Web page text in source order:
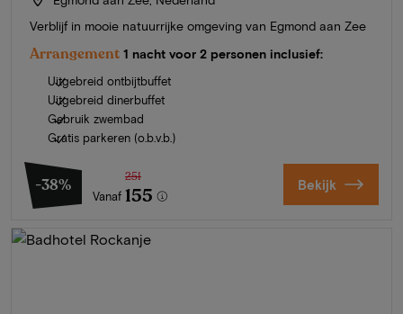
Verblijf in mooie natuurrijke omgeving van Egmond aan Zee
Arrangement 1 nacht voor 2 personen inclusief:
Uitgebreid ontbijtbuffet
Uitgebreid dinerbuffet
Gebruik zwembad
Gratis parkeren (o.b.v.b.)
-38%
Vanaf
251
155 Bekijk